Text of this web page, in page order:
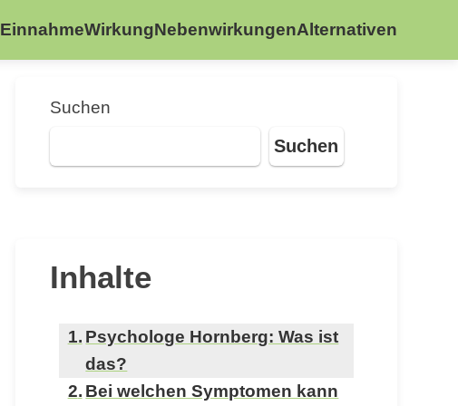
EinnahmeWirkungNebenwirkungenAlternativen
Suchen
Suchen
Inhalte
Psychologe Hornberg: Was ist
das?
Bei welchen Symptomen kann